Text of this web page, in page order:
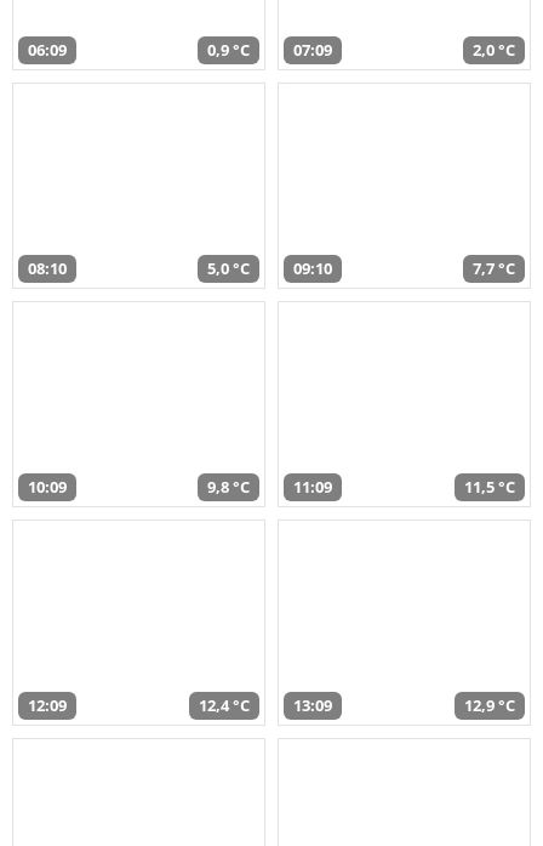
06:09 0,9 °C 07:09 2,0 °C
08:10 5,0 °C 09:10 7,7 °C
10:09 9,8 °C 11:09 11,5 °C
12:09 12,4 °C 13:09 12,9 °C